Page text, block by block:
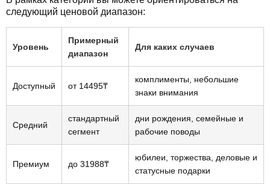
следующий ценовой диапазон:
Уровень
Примерный
диапазон
Для каких случаев
Доступный от 14495₸
комплименты, небольшие
знаки внимания
Средний
стандартный
сегмент
дни рождения, семейные и
рабочие поводы
Премиум до 31988₸
юбилеи, торжества, деловые и
статусные подарки